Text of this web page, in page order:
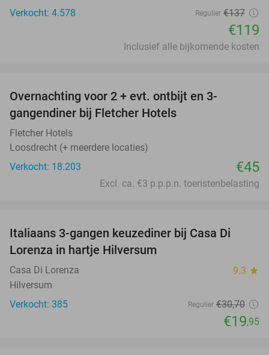
Verkocht: 4.578
Regulier €137
€119
Inclusief alle bijkomende kosten
Overnachting voor 2 + evt. ontbijt en 3-
gangendiner bij Fletcher Hotels
Fletcher Hotels
Loosdrecht (+ meerdere locaties)
Verkocht: 18.203
€45
Excl. ca. €3 p.p.p.n. toeristenbelasting
Italiaans 3-gangen keuzediner bij Casa Di
Lorenza in hartje Hilversum
Casa Di Lorenza 9.3 star
Hilversum
Verkocht: 385
Regulier €30,70
€19,95